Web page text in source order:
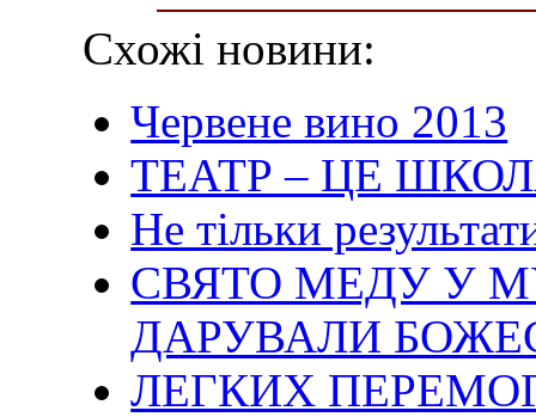
Схожі новини:
Червене вино 2013
ТЕАТР – ЦЕ
Не тільки
СВЯТО МЕДУ У
ДАРУВАЛИ
ЛЕГКИХ